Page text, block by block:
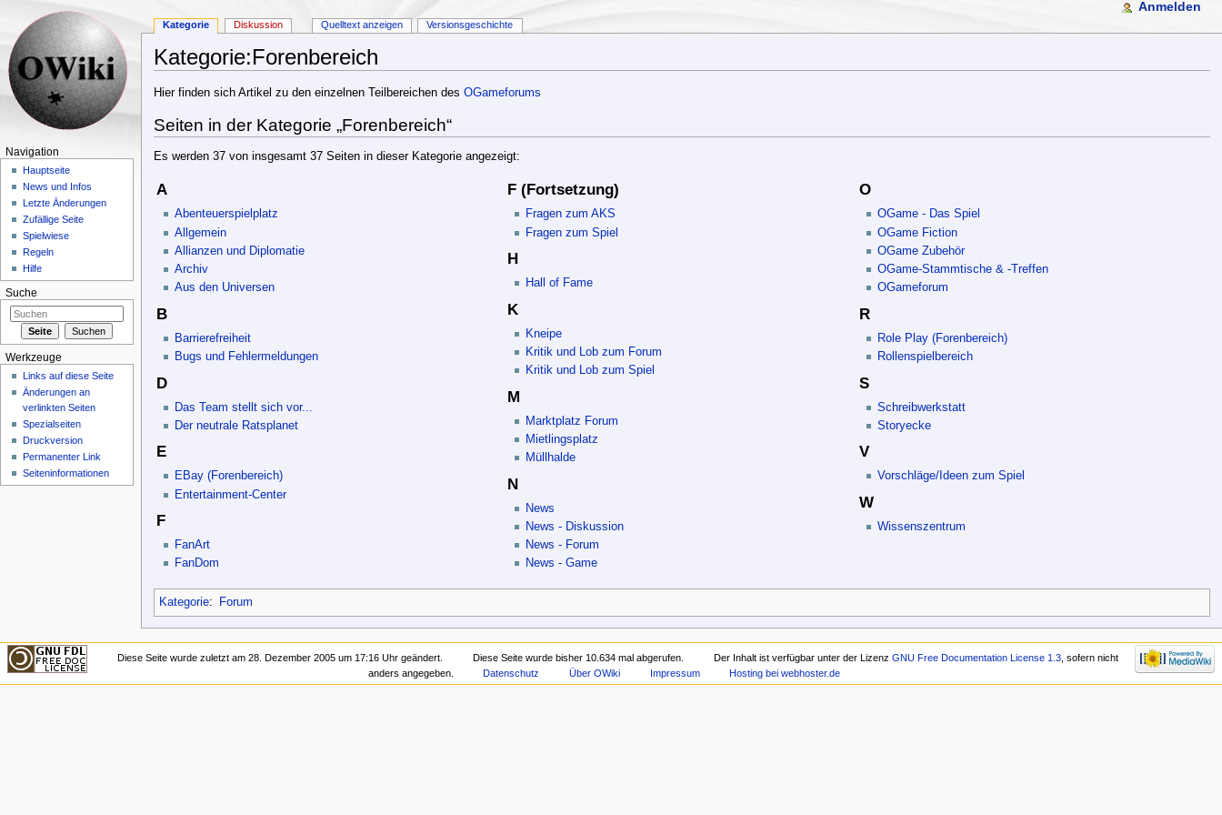
Kategorie:Forenbereich
Hier finden sich Artikel zu den einzelnen Teilbereichen des OGameforums
Seiten in der Kategorie „Forenbereich“
Es werden 37 von insgesamt 37 Seiten in dieser Kategorie angezeigt:
A
Abenteuerspielplatz
Allgemein
Allianzen und Diplomatie
Archiv
Aus den Universen
B
Barrierefreiheit
Bugs und Fehlermeldungen
D
Das Team stellt sich vor...
Der neutrale Ratsplanet
E
EBay (Forenbereich)
Entertainment-Center
F
FanArt
FanDom
F (Fortsetzung)
Fragen zum AKS
Fragen zum Spiel
H
Hall of Fame
K
Kneipe
Kritik und Lob zum Forum
Kritik und Lob zum Spiel
M
Marktplatz Forum
Mietlingsplatz
Müllhalde
N
News
News - Diskussion
News - Forum
News - Game
O
OGame - Das Spiel
OGame Fiction
OGame Zubehör
OGame-Stammtische & -Treffen
OGameforum
R
Role Play (Forenbereich)
Rollenspielbereich
S
Schreibwerkstatt
Storyecke
V
Vorschläge/Ideen zum Spiel
W
Wissenszentrum
Kategorie: Forum
Kategorie Diskussion Quelltext anzeigen Versionsgeschichte
Anmelden
Navigation
Hauptseite
News und Infos
Letzte Änderungen
Zufällige Seite
Spielwiese
Regeln
Hilfe
Suche
Werkzeuge
Links auf diese Seite
Änderungen an
verlinkten Seiten
Spezialseiten
Druckversion
Permanenter Link
Seiteninformationen
Diese Seite wurde zuletzt am 28. Dezember 2005 um 17:16 Uhr geändert. Diese Seite wurde bisher 10.634 mal abgerufen. Der Inhalt ist verfügbar unter der Lizenz GNU Free Documentation License 1.3, sofern nicht
anders angegeben.
Datenschutz Über OWiki Impressum Hosting bei webhoster.de